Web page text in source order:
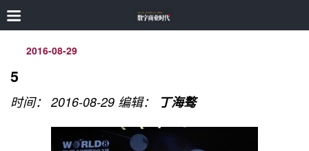
2016-08-29
5
时间： 2016-08-29 编辑： 丁海骜